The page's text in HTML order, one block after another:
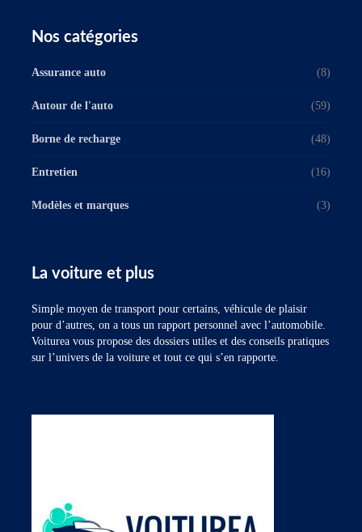
Nos catégories
Assurance auto (8)
Autour de l'auto (59)
Borne de recharge (48)
Entretien (16)
Modèles et marques (3)
La voiture et plus
Simple moyen de transport pour certains, véhicule de plaisir
pour d’autres, on a tous un rapport personnel avec l’automobile.
Voiturea vous propose des dossiers utiles et des conseils pratiques
sur l’univers de la voiture et tout ce qui s’en rapporte.